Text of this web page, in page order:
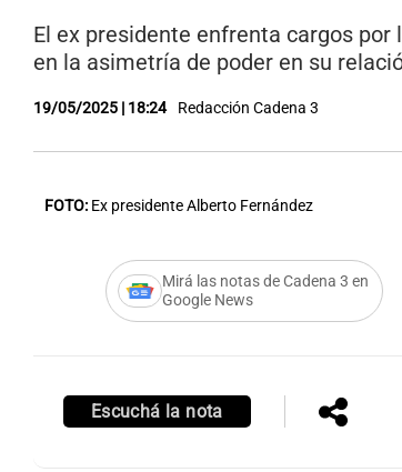
El ex presidente enfrenta cargos
en la asimetría de poder en su
19/05/2025 | 18:24 Redacción Cadena 3
FOTO: Ex presidente Alberto Fernández
Mirá las notas de Cadena 3 en
Google News
Escuchá la nota